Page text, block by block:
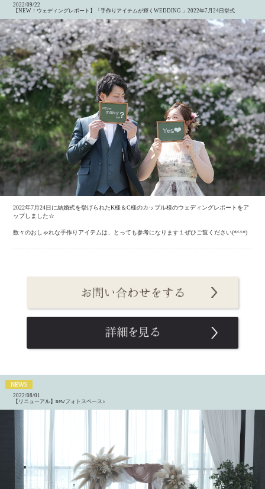
2022/09/22
【NEW！ウェディングレポート】「手作りアイテムが輝くWEDDING 」2022年7月24日挙式
2022年7月24日に結婚式を挙げられたK様＆C様のカップル様のウェディングレポートをア
ップしました☆
数々のおしゃれな手作りアイテムは、とっても参考になります１ぜひご覧ください(*^^*)
2022/08/01
【リニューアル】newフォトスペース♪